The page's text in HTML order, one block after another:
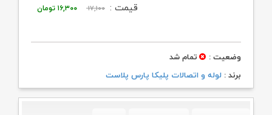
قیمت : ۱۷,۱۰۰
قیمت
۱۷,۱۰۰ تومان
۱۶,۳۰۰ تومان
۱۶,۳۰۰ تومان.
وضعیت :
تمام شد
برند : لوله و اتصالات پلیکا پارس پلاست